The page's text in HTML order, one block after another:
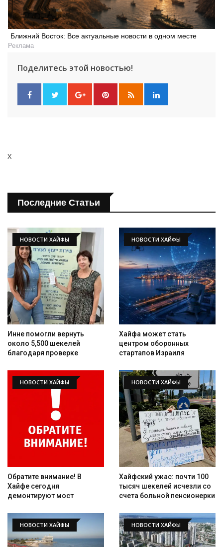
Ближний Восток: Все актуальные новости в одном месте
Реклама
Поделитесь этой новостью!
x
Последние Статьи
НОВОСТИ ХАЙФЫ
Инне помогли вернуть
около 5,500 шекелей
благодаря проверке
НОВОСТИ ХАЙФЫ
Хайфа может стать
центром оборонных
стартапов Израиля
НОВОСТИ ХАЙФЫ
Обратите внимание! В
Хайфе сегодня
демонтируют мост
НОВОСТИ ХАЙФЫ
Хайфский ужас: почти 100
тысяч шекелей исчезли со
счета больной пенсионерки
НОВОСТИ ХАЙФЫ НОВОСТИ ХАЙФЫ